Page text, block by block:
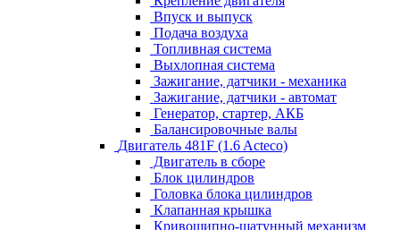
Впуск и выпуск
Подача воздуха
Топливная система
Выхлопная система
Зажигание, датчики - механика
Зажигание, датчики - автомат
Генератор, стартер, АКБ
Балансировочные валы
Двигатель 481F (1.6 Acteco)
Двигатель в сборе
Блок цилиндров
Головка блока цилиндров
Клапанная крышка
Кривошипно-шатунный механизм